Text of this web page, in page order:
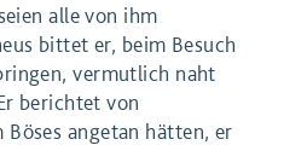
alle von ihm
bittet er, beim Besuch
vermutlich naht
berichtet von
Böses angetan hätten, er